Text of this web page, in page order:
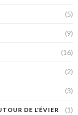
(5)
(9)
(16)
(2)
(3)
DE L'ÉVIER (1)